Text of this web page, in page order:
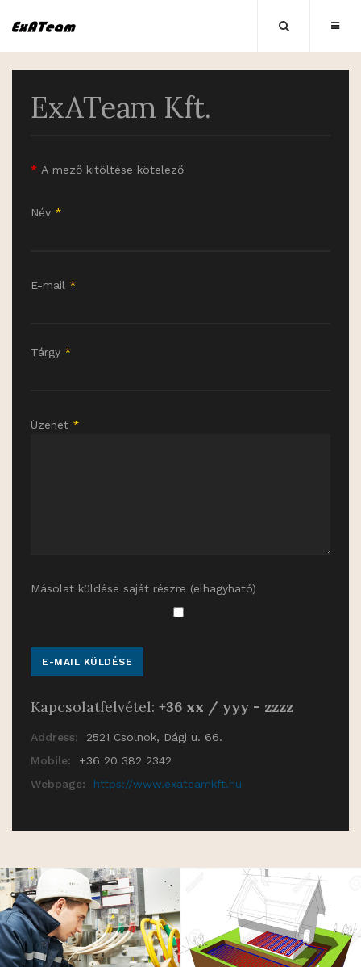
ExATeam Kft.
* A mező kitöltése kötelező
Név *
E-mail *
Tárgy *
Üzenet *
Másolat küldése saját részre (elhagyható)
E-MAIL KÜLDÉSE
Kapcsolatfelvétel: +36 xx / yyy - zzzz
Address: 2521 Csolnok, Dági u. 66.
Mobile: +36 20 382 2342
Webpage: https://www.exateamkft.hu